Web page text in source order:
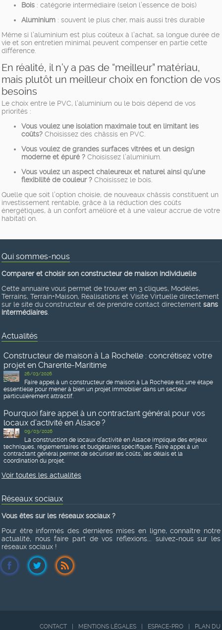
Bois : catégorie intermédiaire (selon l’essence de bois)
Aluminium : souvent le plus cher, mais aussi très durable
Même si l’aluminium est plus coûteux à l’achat, sa longue durée de
vie et son entretien minimal peuvent compenser en partie cette
différence.
En réalité, il n’y a pas de “meilleur” matériau,
mais plutôt un meilleur choix en fonction de vos
besoins
Le choix entre le PVC, l’aluminium ou le bois dépend de vos
priorités :
Vous voulez une isolation maximale tout en limitant les
coûts? Choisissez des châssis en PVC.
Vous voulez de grandes surfaces vitrées et un design
moderne et épuré ? Choisissez l’aluminium.
Vous voulez un aspect chaleureux et naturel ainsi qu’une
flexibilité de couleur ? Choisissez le bois.
Quelle que soit l’option choisie, de nouveaux châssis constituent un
investissement rentable, grâce à la réduction des coûts
énergétiques, à un confort amélioré et à une valeur accrue de votre
habitati on.
Qui sommes-nous
Comparer et choisir son constructeur de maison individuelle
Cette annuaire vous permet de trouver en 3 cliques, Modèles,
Terrains, Terrain+Maison, Réalisations et Visite Virtuelle directement
sur le site du constructeur et de prendre contact directement sans
intermédiaires
Actualités
Constructeur de maison à La Rochelle : concrétisez votre
projet en Charente-Maritime
26/03/2026
Faire appel à un constructeur de maison à La Rochelle est une étape
essentielle pour mener à bien un projet immobilier dans un secteur
particulièrement attractif.
Pourquoi faire appel à un contractant général pour vos
locaux d’activité en Alsace ?
09/03/2026
La construction de locaux d’activité en Alsace implique des enjeux
techniques, réglementaires et budgétaires spécifiques. Faire appel à un
contractant général permet de sécuriser les coûts, les délais et la
coordination du projet.
Voir toutes les actualités
Réseaux sociaux
Vous êtes sur les réseaux sociaux ?
Pour être informés des dernières mises en ligne, connaître notre
actualité, nous faire part de vos réflexions... suivez-nous sur les
réseaux sociaux !
CONTACT MENTIONS LÉGALES ESPACE-PRO PLAN DU